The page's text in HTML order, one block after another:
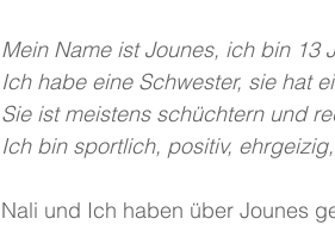
Mein Name ist Jounes, ich bin 13
Ich habe eine Schwester, sie hat
Sie ist meistens schüchtern und
Ich bin sportlich, positiv,
Nali und Ich haben über Jounes